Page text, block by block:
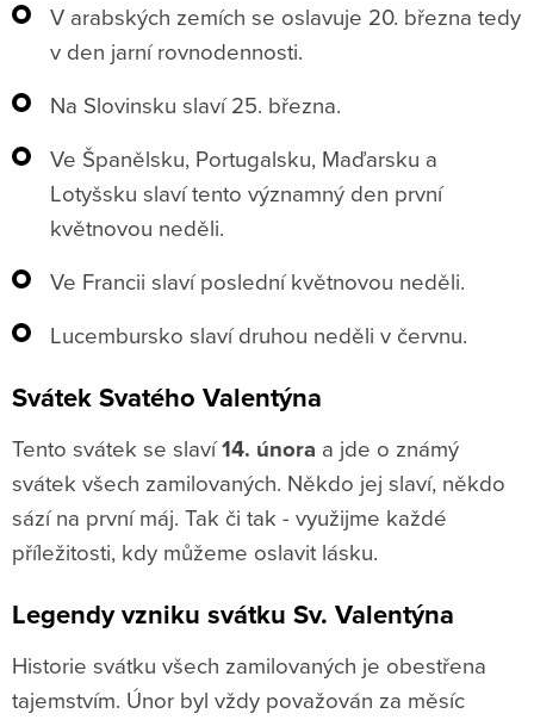
V arabských zemích se oslavuje 20. března tedy
v den jarní rovnodennosti.
Na Slovinsku slaví 25. března.
Ve Španělsku, Portugalsku, Maďarsku a
Lotyšsku slaví tento významný den první
květnovou neděli.
Ve Francii slaví poslední květnovou neděli.
Lucembursko slaví druhou neděli v červnu.
Svátek Svatého Valentýna
Tento svátek se slaví14. února a jde o známý
svátek všech zamilovaných. Někdo jej slaví, někdo
sází na první máj. Tak či tak - využijme každé
příležitosti, kdy můžeme oslavit lásku.
Legendy vzniku svátku Sv. Valentýna
Historie svátku všech zamilovaných je obestřena
tajemstvím. Únor byl vždy považován za měsíc